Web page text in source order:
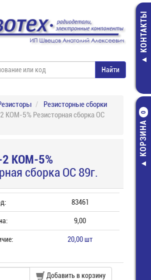
КОНТАКТЫ
КОРЗИНА
0
Резисторные сборки
КОМ-5% Резисторная сборка ОС
КОМ-5%
сборка ОС 89г.
83461
9,00
20,00 шт
Добавить в корзину